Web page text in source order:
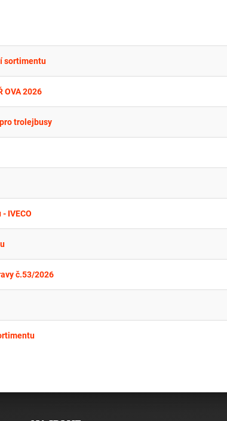
sortimentu
OVA 2026
trolejbusy
IVECO
č.53/2026